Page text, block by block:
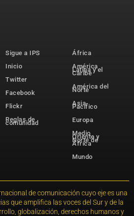
Sigue a IPS
Inicio
Twitter
Facebook
Flickr
Reglas de
comunidad
África
América
Latina y el
Caribe
América del
Norte
Asia-
Pacífico
Europa
Medio
Oriente y
Norte de
África
Mundo
de comunicación cuyo eje es una
que amplifica las voces del Sur y de la
globalización, derechos humanos y